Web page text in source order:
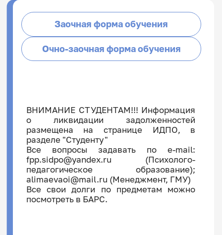
Заочная форма обучения
Очно-заочная форма обучения
2 курс: 211
3 курс:311
4 курс:
411
1 курс: 131
2 курс:231
3 курс:331
4 курс: 421
1 курс: 121141
2 курс:221241
3 курс:321341
ВНИМАНИЕ СТУДЕНТАМ!!! Информация
о ликвидации задолженностей
размещена на странице ИДПО, в
разделе "Студенту"
Все вопросы задавать по e-mail:
fpp.sidpo@yandex.ru (Психолого-
педагогическое образование);
alimaevaoi@mail.ru (Менеджмент, ГМУ)
Все свои долги по предметам можно
посмотреть в БАРС.